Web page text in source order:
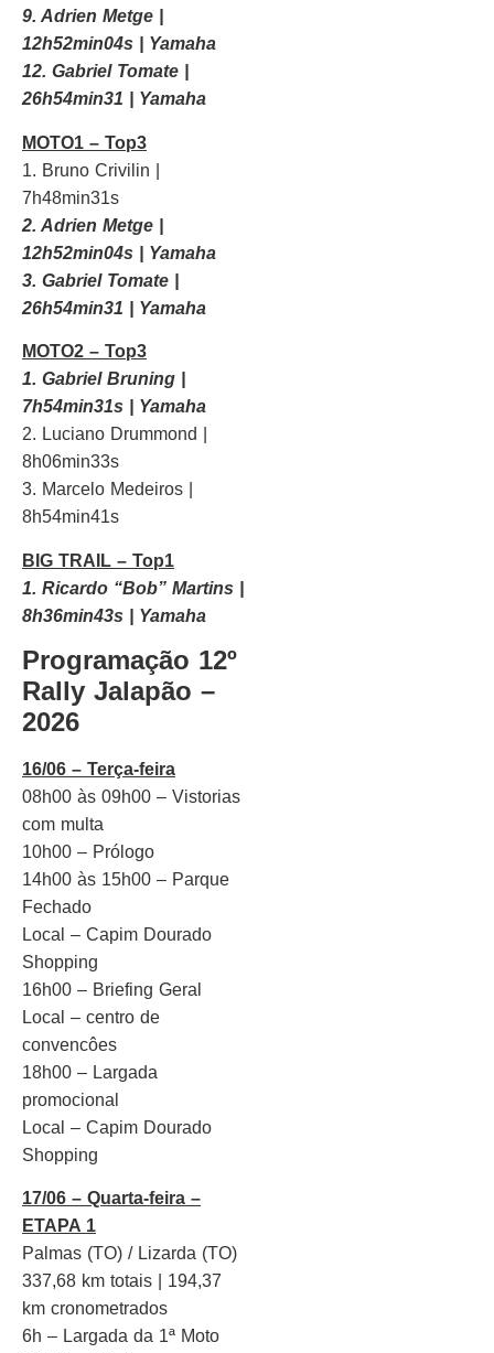
9. Adrien Metge |
12h52min04s | Yamaha
12. Gabriel Tomate |
26h54min31 | Yamaha
MOTO1 – Top3
1. Bruno Crivilin |
7h48min31s
2. Adrien Metge |
12h52min04s | Yamaha
3. Gabriel Tomate |
26h54min31 | Yamaha
MOTO2 – Top3
1. Gabriel Bruning |
7h54min31s | Yamaha
2. Luciano Drummond |
8h06min33s
3. Marcelo Medeiros |
8h54min41s
BIG TRAIL – Top1
1. Ricardo “Bob” Martins |
8h36min43s | Yamaha
Programação 12º
Rally Jalapão –
2026
16/06 – Terça-feira
08h00 às 09h00 – Vistorias
com multa
10h00 – Prólogo
14h00 às 15h00 – Parque
Fechado
Local – Capim Dourado
Shopping
16h00 – Briefing Geral
Local – centro de
convencôes
18h00 – Largada
promocional
Local – Capim Dourado
Shopping
17/06 – Quarta-feira –
ETAPA 1
Palmas (TO) / Lizarda (TO)
337,68 km totais | 194,37
km cronometrados
6h – Largada da 1ª Moto